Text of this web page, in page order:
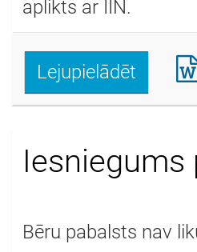
aplikts ar IIN.
Lejupielādēt
Iesniegums
Bēru pabalsts nav